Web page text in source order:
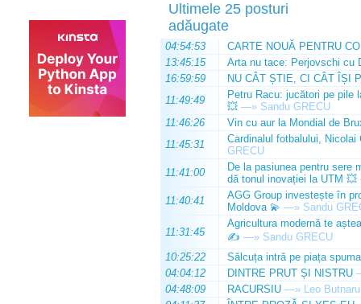
Ultimele 25 posturi
adăugate
04:54:53
CARTE NOUĂ PENTRU
13:45:15
Arta nu tace: Perjovschi cu
16:59:59
NU CÂT ȘTIE, CI CÂT ÎȘI
11:49:49
Petru Racu: jucători pe pile
💥 —» Sandu GRECU
11:46:26
Vin cu aur la Mondial de
11:45:31
Cardinalul fotbalului,
GRECU
11:41:00
De la pasiunea pentru sere
dă tonul inovației la UTM 💥
11:40:41
AGG Group investește în
Moldova 💫 —» Sandu
11:31:45
Agricultura modernă te
✍️ —» Sandu GRECU
10:25:22
Sălcuța intră pe piața
04:04:12
DINTRE PRUT ȘI NISTRU
04:48:09
RACURSIU —» Leo Butnaru